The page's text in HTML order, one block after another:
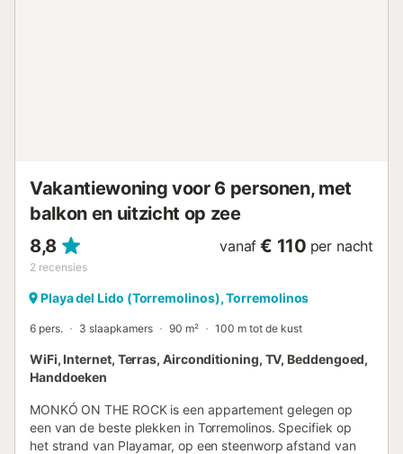
Vakantiewoning voor 6 personen, met
balkon en uitzicht op zee
8,8
2 recensies
vanaf € 110 per nacht
Playa del Lido (Torremolinos), Torremolinos
6 pers. 3 slaapkamers 90 m² 100 m tot de kust
WiFi, Internet, Terras, Airconditioning, TV, Beddengoed,
Handdoeken
MONKÓ ON THE ROCK is een appartement gelegen op
een van de beste plekken in Torremolinos. Specifiek op
het strand van Playamar, op een steenworp afstand van